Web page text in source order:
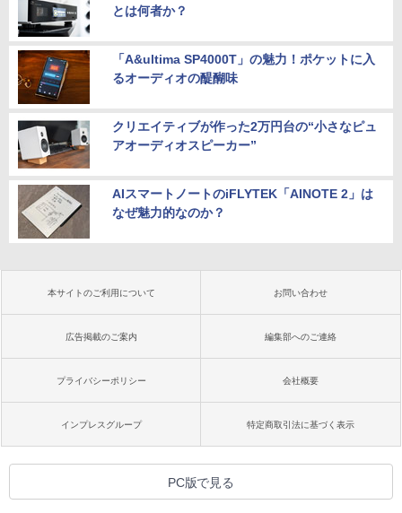
とは何者か？
「A&ultima SP4000T」の魅力！ポケットに入
るオーディオの醍醐味
クリエイティブが作った2万円台の“小さなピュ
アオーディオスピーカー”
AIスマートノートのiFLYTEK「AINOTE 2」は
なぜ魅力的なのか？
本サイトのご利用について お問い合わせ
広告掲載のご案内 編集部へのご連絡
プライバシーポリシー 会社概要
インプレスグループ 特定商取引法に基づく表示
PC版で見る